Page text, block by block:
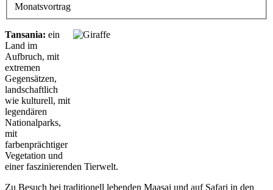
Monatsvortrag
Tansania: ein
Land im
Aufbruch, mit
extremen
Gegensätzen,
landschaftlich
wie kulturell, mit
legendären
Nationalparks,
mit
farbenprächtiger
Vegetation und
einer faszinierenden Tierwelt.
Zu Besuch bei traditionell lebenden Maasai und auf Safari in den